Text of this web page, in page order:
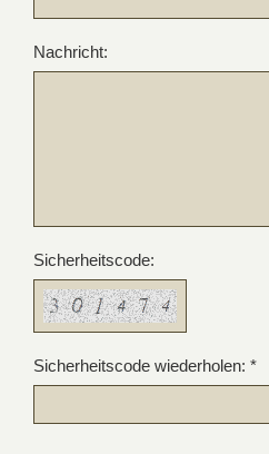
Nachricht:
Sicherheitscode:
Sicherheitscode wiederholen: *